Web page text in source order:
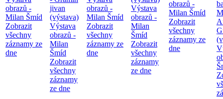
obrazů -
Milan Šmíd
Zobrazit
všechny
záznamy ze
dne
jivan
(výstava)
Výstava
obrazů -
Milan
Šmíd
Zobrazit
všechny
záznamy
ze dne
obrazů -
Milan Šmíd
Zobrazit
všechny
záznamy ze
dne
Výstava
obrazů -
Milan
Šmíd
Zobrazit
všechny
záznamy
ze dne
obrazů -
Milan Šmíd
Zobrazit
všechny
záznamy ze
dne